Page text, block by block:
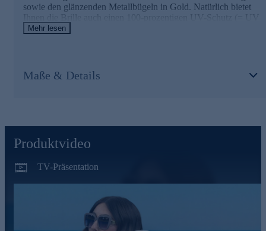
sowie den glänzenden Metallbügeln in Gold. Natürlich bietet
Ihnen die Brille auch einen 100-prozentigen UV-Schutz (= UV
400). Ihre neue Sonnenbrille wird Ihnen in einer robusten
Modische Sonnenbrille gleich hier online bestellen.
Mehr lesen
Maße & Details
Produktvideo
TV-Präsentation